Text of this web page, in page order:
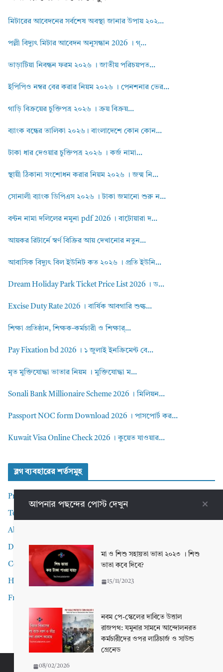
মিটারের আবেদনের সর্বশেষ অবস্থা জানার উপায় ২০২...
পল্লী বিদ্যুৎ মিটার আবেদন অনুসন্ধান 2026 । গ্...
ভাড়াটিয়া নিবন্ধন ফরম ২০২৬ । জাতীয় পরিচয়পত...
ইপিপিও নম্বর বের করার নিয়ম ২০২৬ । পেনশনার ভের...
গাড়ি বিক্রয়ের চুক্তিপত্র ২০২৬ । ক্রয় বিক্রয়...
ব্যাংক বন্ধের তালিকা ২০২৬। বাংলাদেশে কোন কোন...
টাকা ধার দেওয়ার চুক্তিপত্র ২০২৬ । কর্জ নামা...
স্থায়ী ঠিকানা সংশোধন করার নিয়ম ২০২৬ । জন্ম নি...
সোনালী ব্যাংক ডিপিএস ২০২৬ । টাকা জমানো শুরু ন...
বন্টন নামা দলিলের নমুনা pdf 2026 । বাটোয়ারা দ...
আয়কর রিটার্নে স্বর্ণ বিক্রির আয় দেখানোর নতুন...
আবাসিক বিদ্যুৎ বিল ইউনিট কত ২০২৬ । প্রতি ইউনি...
Dream Holiday Park Ticket Price List 2026 । ড...
Excise Duty Rate 2026 । বার্ষিক আবগারি শুল্ক...
শিক্ষা প্রতিষ্ঠান, শিক্ষক-কর্মচারী ও শিক্ষার্...
Pay Fixation bd 2026 । ১ জুলাই ইনক্রিমেন্ট বে...
মৃত মুক্তিযোদ্ধা ভাতার নিয়ম । মুক্তিযোদ্ধা ম...
Sonali Bank Millionaire Scheme 2026 । মিলিয়ন...
Passport NOC form Download 2026 । পাসপোর্ট কর...
Kuwait Visa Online Check 2026 । কুয়েত যাওয়ার...
ব্লগ ব্যবহারের শর্তসমুহ
Privacy Policy
Terms and Conditions
About me
Disclaimer
Contact Me
Home
Front Page
Copyright © 2026
আপনার পছন্দের পোস্ট দেখুন
মা ও শিশু সহায়তা ভাতা ২০২৩ । শিশু
ভাতা কবে দিবে?
15/11/2023
নবম পে-স্কেলের দাবিতে উত্তাল
রাজপথ: যমুনার সামনে আন্দোলনরত
কর্মচারীদের ওপর লাঠিচার্জ ও সাউন্ড
গ্রেনেড
08/02/2026